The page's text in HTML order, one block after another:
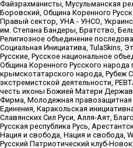
Файзрахманисты, Мусульманская
Боровский, Община Коренного
Правый сектор, УНА - УНСО,
им. Степана Бандеры, Братство,
Религиозное объединение
Социальная Инициатива, TulaSkins,
Русские, Русское национальное
Община Коренного Русского
крымскотатарского народа, Рубеж
экстремистской деятельности,
честь иконы Божией Матери
Фирма, Молодежная
Единения, Каракольская
Славянских Сил Руси, Алля-Аят,
Русская республика Русь,
Нация и свобода, Нация и свобода,
Русский Патриотический клуб-